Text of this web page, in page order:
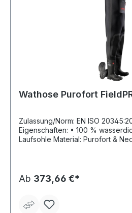
Wathose Purofort
Zulassung/Norm: EN ISO
Eigenschaften: • 100 % wasserdicht Sohle: Profilierte
Laufsohle Material: Purofort & Neopren Sicherheit:
Ab 373,66 €*